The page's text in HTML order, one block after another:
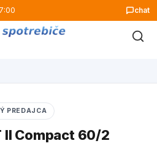
chat
PREDAJCA
II Compact 60/2